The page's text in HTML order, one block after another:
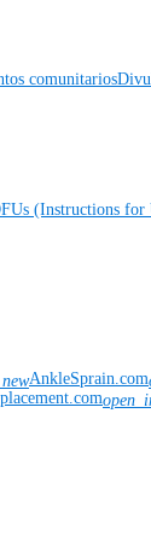
comunitarios
(Instructions for
AnkleSprain.com